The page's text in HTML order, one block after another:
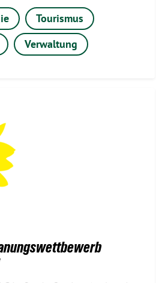
Tourismus
Verwaltung